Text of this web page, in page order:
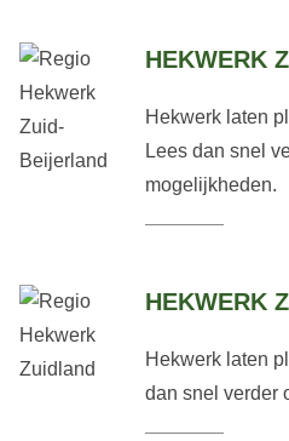
HEKWERK
Hekwerk laten
Lees dan snel
mogelijkheden.
HEKWERK
Hekwerk laten
dan snel verder